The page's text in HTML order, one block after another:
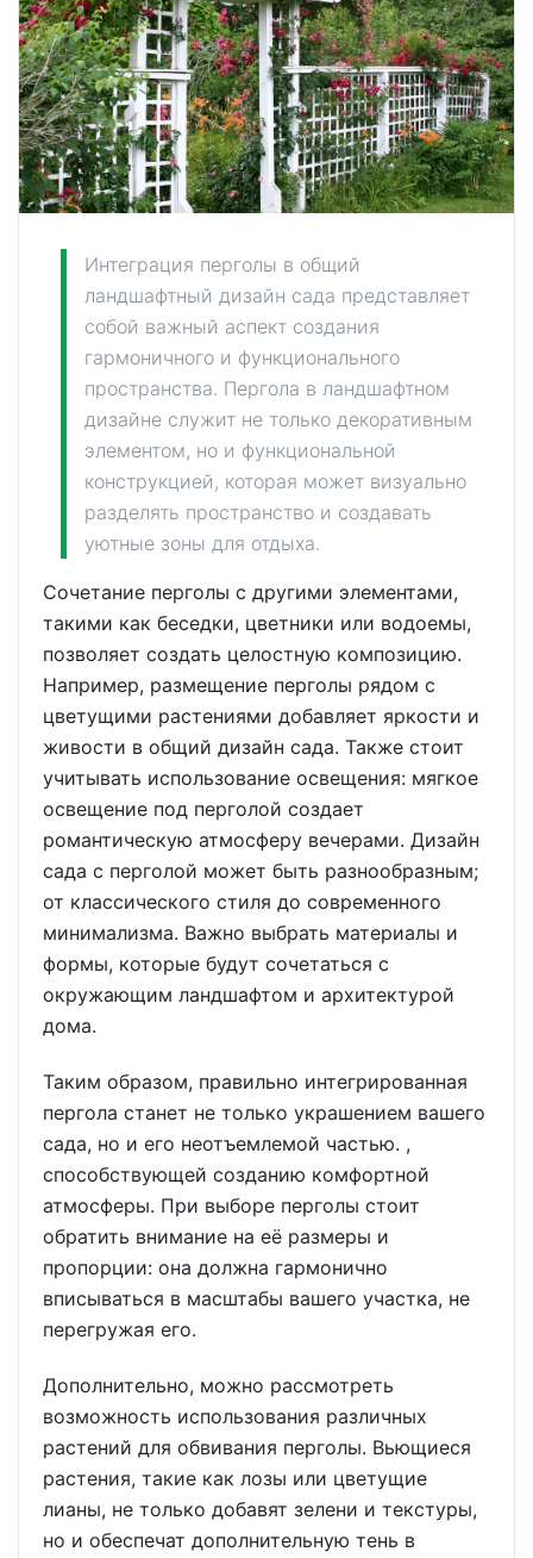
Интеграция перголы в общий
ландшафтный дизайн сада представляет
собой важный аспект создания
гармоничного и функционального
пространства. Пергола в ландшафтном
дизайне служит не только декоративным
элементом, но и функциональной
конструкцией, которая может визуально
разделять пространство и создавать
уютные зоны для отдыха.
Сочетание перголы с другими элементами,
такими как беседки, цветники или водоемы,
позволяет создать целостную композицию.
Например, размещение перголы рядом с
цветущими растениями добавляет яркости и
живости в общий дизайн сада. Также стоит
учитывать использование освещения: мягкое
освещение под перголой создает
романтическую атмосферу вечерами. Дизайн
сада с перголой может быть разнообразным;
от классического стиля до современного
минимализма. Важно выбрать материалы и
формы, которые будут сочетаться с
окружающим ландшафтом и архитектурой
дома.
Таким образом, правильно интегрированная
пергола станет не только украшением вашего
сада, но и его неотъемлемой частью. ,
способствующей созданию комфортной
атмосферы. При выборе перголы стоит
обратить внимание на её размеры и
пропорции: она должна гармонично
вписываться в масштабы вашего участка, не
перегружая его.
Дополнительно, можно рассмотреть
возможность использования различных
растений для обвивания перголы. Вьющиеся
растения, такие как лозы или цветущие
лианы, не только добавят зелени и текстуры,
но и обеспечат дополнительную тень в